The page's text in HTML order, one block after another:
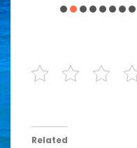
Related